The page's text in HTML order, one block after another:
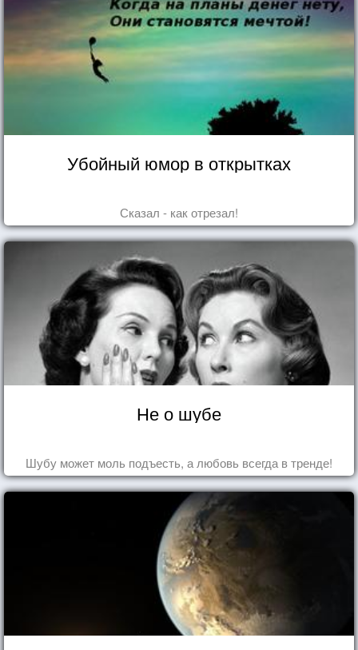
Убойный юмор в открытках
Сказал - как отрезал!
Не о шубе
Шубу может моль подъесть, а любовь всегда в тренде!